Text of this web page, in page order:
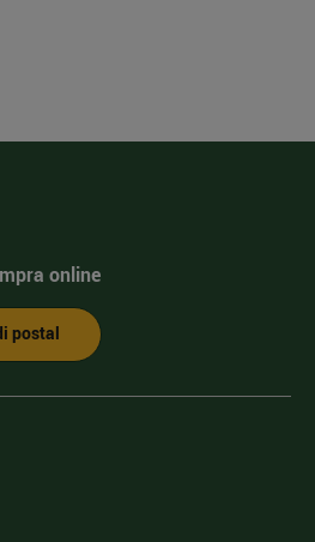
online
postal